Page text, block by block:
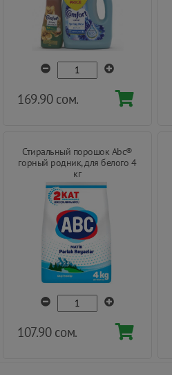
169.90 сом.
Стиральный порошок Abc®
горный родник, для белого 4
кг
107.90 сом.